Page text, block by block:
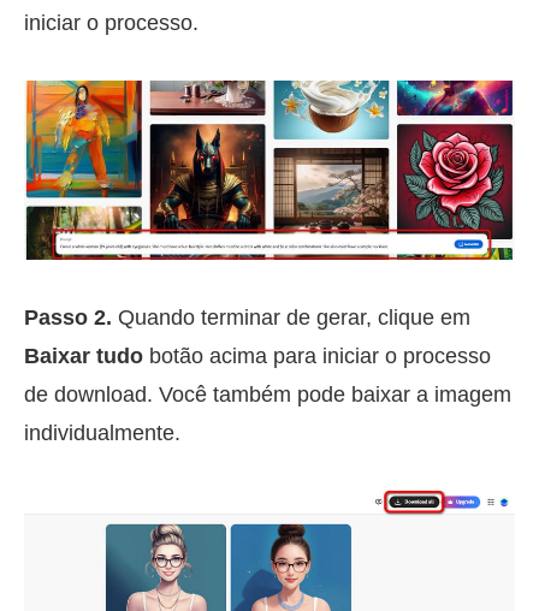
iniciar o processo.
Passo 2. Quando terminar de gerar, clique em
Baixar tudo botão acima para iniciar o processo
de download. Você também pode baixar a imagem
individualmente.